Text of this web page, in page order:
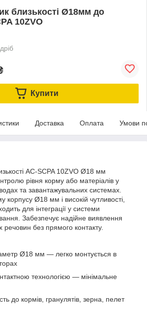
близькості Ø18мм до
10ZVO
Купити
Доставка Оплата Умови
AC-SCPA 10ZVO Ø18 мм
рівня корму або матеріалів у
та завантажувальних системах.
корпусу Ø18 мм і високій чутливості,
для інтеграції у системи
Забезпечує надійне виявлення
речовин без прямого контакту.
Ø18 мм — легко монтується в
технологією — мінімальне
до кормів, гранулятів, зерна, пелет